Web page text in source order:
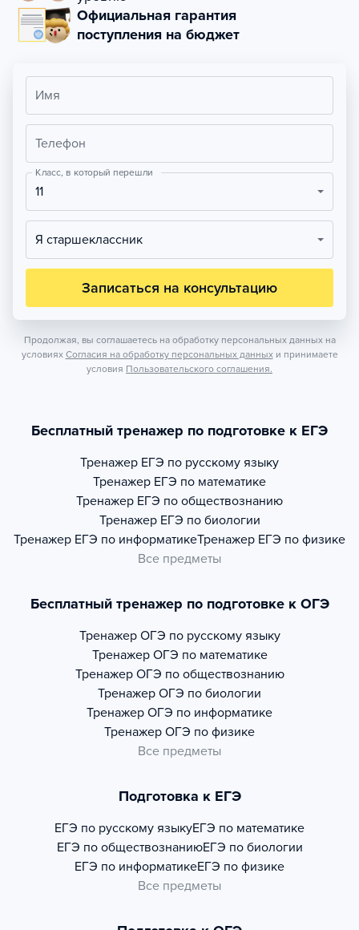
Официальная гарантия
поступления на бюджет
Имя
Телефон
Класс, в который перешли
11
Я старшеклассник
Записаться на консультацию
Продолжая, вы соглашаетесь на обработку персональных данных на
условиях Согласия на обработку персональных данных и принимаете
условия Пользовательского соглашения.
Бесплатный тренажер по подготовке к ЕГЭ
Тренажер ЕГЭ по русскому языку
Тренажер ЕГЭ по математике
Тренажер ЕГЭ по обществознанию
Тренажер ЕГЭ по биологии
Тренажер ЕГЭ по информатикеТренажер ЕГЭ по физике
Все предметы
Бесплатный тренажер по подготовке к ОГЭ
Тренажер ОГЭ по русскому языку
Тренажер ОГЭ по математике
Тренажер ОГЭ по обществознанию
Тренажер ОГЭ по биологии
Тренажер ОГЭ по информатике
Тренажер ОГЭ по физике
Все предметы
Подготовка к ЕГЭ
ЕГЭ по русскому языкуЕГЭ по математике
ЕГЭ по обществознаниюЕГЭ по биологии
ЕГЭ по информатикеЕГЭ по физике
Все предметы